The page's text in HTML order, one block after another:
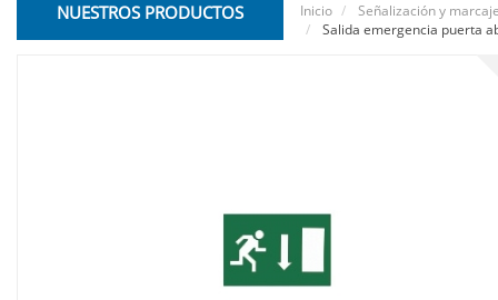
NUESTROS PRODUCTOS Inicio
Señalización y
Salida emergencia puerta